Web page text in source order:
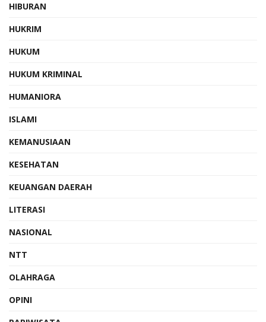
HIBURAN
HUKRIM
HUKUM
HUKUM KRIMINAL
HUMANIORA
ISLAMI
KEMANUSIAAN
KESEHATAN
KEUANGAN DAERAH
LITERASI
NASIONAL
NTT
OLAHRAGA
OPINI